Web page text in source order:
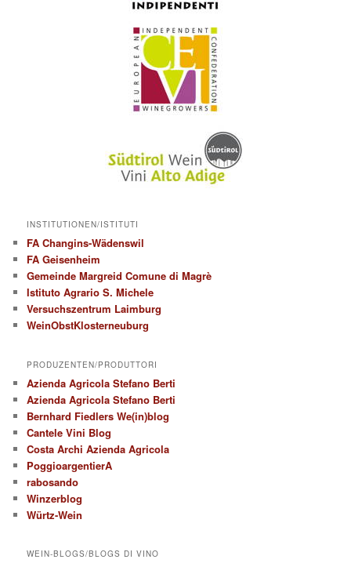
INSTITUTIONEN/ISTITUTI
FA Changins-Wädenswil
FA Geisenheim
Gemeinde Margreid Comune di Magrè
Istituto Agrario S. Michele
Versuchszentrum Laimburg
WeinObstKlosterneuburg
PRODUZENTEN/PRODUTTORI
Azienda Agricola Stefano Berti
Azienda Agricola Stefano Berti
Bernhard Fiedlers We(in)blog
Cantele Vini Blog
Costa Archi Azienda Agricola
PoggioargentierA
rabosando
Winzerblog
Würtz-Wein
WEIN-BLOGS/BLOGS DI VINO